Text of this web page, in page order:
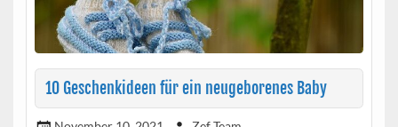
10 Geschenkideen für ein neugeborenes Baby